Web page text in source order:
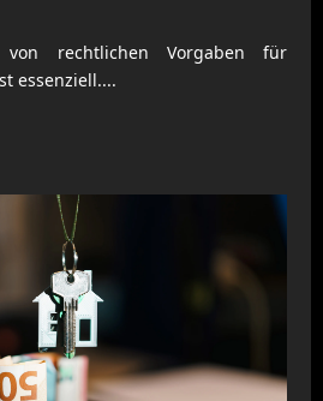
von rechtlichen Vorgaben für
essenziell....